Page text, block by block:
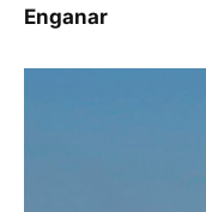
Enganar